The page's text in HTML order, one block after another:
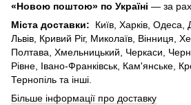
«Новою поштою» по Україні — за
Міста доставки: Київ, Харків, Одеса,
Львів, Кривий Ріг, Миколаїв, Вінниця,
Полтава, Хмельницький, Черкаси,
Рівне, Івано-Франківськ, Кам'янське,
Тернопіль та інші.
Більше інформації про доставку